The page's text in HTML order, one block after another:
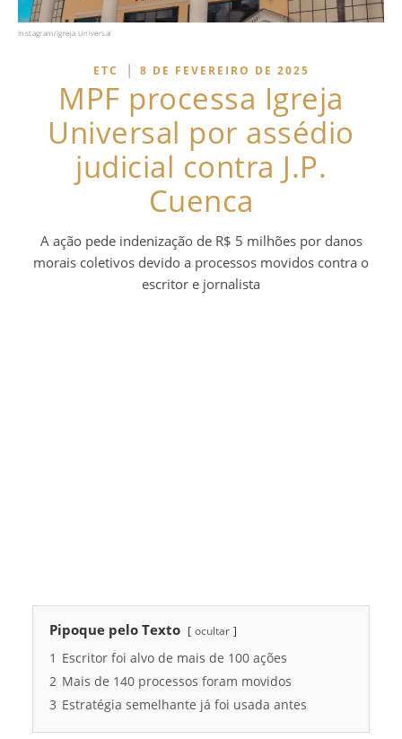
Instagram/Igreja Universal
ETC | 8 DE FEVEREIRO DE 2025
MPF processa Igreja
Universal por assédio
judicial contra J.P.
Cuenca
A ação pede indenização de R$ 5 milhões por danos
morais coletivos devido a processos movidos contra o
escritor e jornalista
Pipoque pelo Texto ocultar
1 Escritor foi alvo de mais de 100 ações
2 Mais de 140 processos foram movidos
3 Estratégia semelhante já foi usada antes